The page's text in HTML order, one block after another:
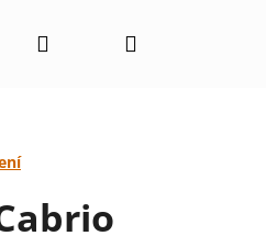
PřihlášeníNákupní